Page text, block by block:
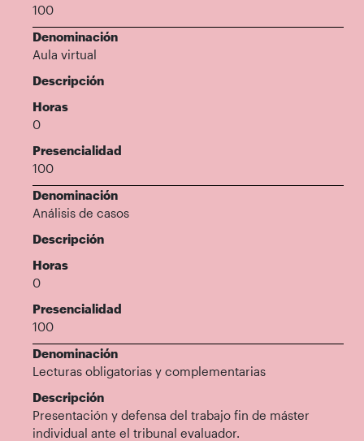
100
Denominación
Aula virtual
Descripción
Horas
0
Presencialidad
100
Denominación
Análisis de casos
Descripción
Horas
0
Presencialidad
100
Denominación
Lecturas obligatorias y complementarias
Descripción
Presentación y defensa del trabajo fin de máster
individual ante el tribunal evaluador.